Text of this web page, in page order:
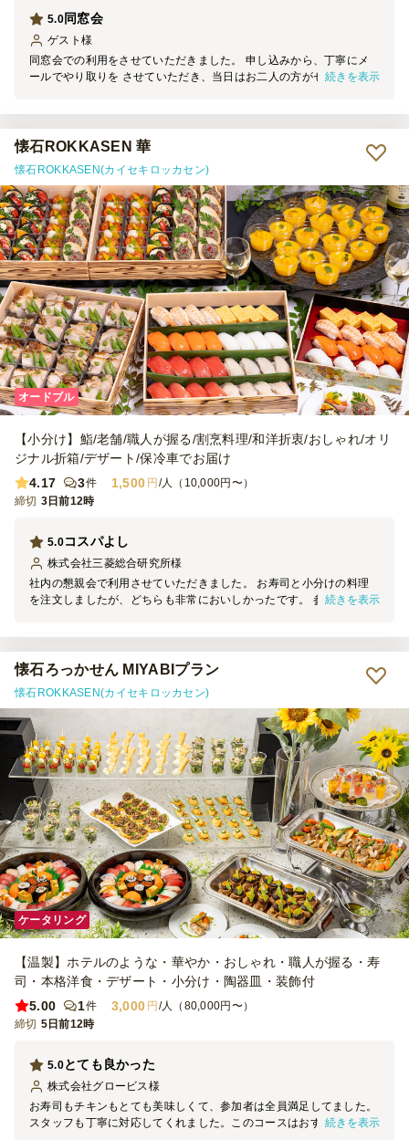
同窓会
5.0
ゲスト 様
同窓会での利用をさせていただきました。 申し込みから、丁寧にメ
ールでやり取りを させていただき、当日はお二人の方がセッティン
どれも美味しく、温かいものは温かく提供していただき、出席者も満
足していた様子でした。また、機会がありましたら、是非、利用させ
続きを表示
懐石ROKKASEN 華
懐石ROKKASEN(カイセキロッカセン)
オードブル
【小分け】鮨/老舗/職人が握る/割烹料理/和洋折衷/おしゃれ/オリ
ジナル折箱/デザート/保冷車でお届け
4.17
3件 1,500 円 /人（10,000円〜）
締切 3日前12時
コスパよし
5.0
株式会社三菱総合研究所様
社内の懇親会で利用させていただきました。 お寿司と小分けの料理
を注文しましたが、どちらも非常においしかったです。 参加者から
続きを表示
懐石ろっかせん MIYABIプラン
懐石ROKKASEN(カイセキロッカセン)
ケータリング
【温製】ホテルのような・華やか・おしゃれ・職人が握る・寿
司・本格洋食・デザート・小分け・陶器皿・装飾付
5.00
1件 3,000 円 /人（80,000円〜）
締切 5日前12時
とても良かった
5.0
株式会社グロービス様
お寿司もチキンもとても美味しくて、参加者は全員満足してました。
スタッフも丁寧に対応してくれました。このコースはおすすめです。
続きを表示